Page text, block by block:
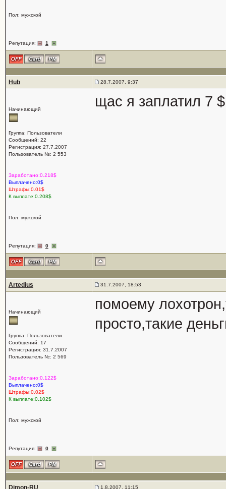
Пол: мужской
Репутация: 1
Hub 28.7.2007, 9:37
Начинающий
Группа: Пользователи
Сообщений: 22
Регистрация: 27.7.2007
Пользователь №: 2 553
Заработано:0.218$
Выплачено:0$
Штрафы:0.01$
К выплате:0.208$
Пол: мужской
Репутация: 0
щас я заплатил 7
Artedius 31.7.2007, 18:53
Начинающий
Группа: Пользователи
Сообщений: 17
Регистрация: 31.7.2007
Пользователь №: 2 569
Заработано:0.122$
Выплачено:0$
Штрафы:0.02$
К выплате:0.102$
Пол: мужской
Репутация: 0
помоему
просто,такие
Dimon-RU 1.8.2007, 11:15